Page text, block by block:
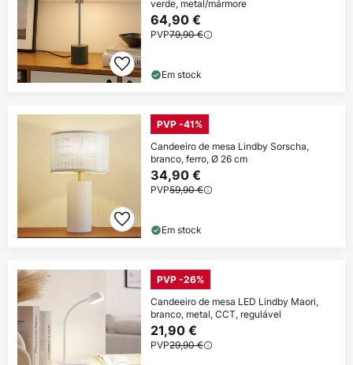
verde, metal/mármore
64,90 €
PVP79,90 €
Em stock
PVP -41%
Candeeiro de mesa Lindby Sorscha,
branco, ferro, Ø 26 cm
34,90 €
PVP59,90 €
Em stock
PVP -26%
Candeeiro de mesa LED Lindby Maori,
branco, metal, CCT, regulável
21,90 €
PVP29,90 €